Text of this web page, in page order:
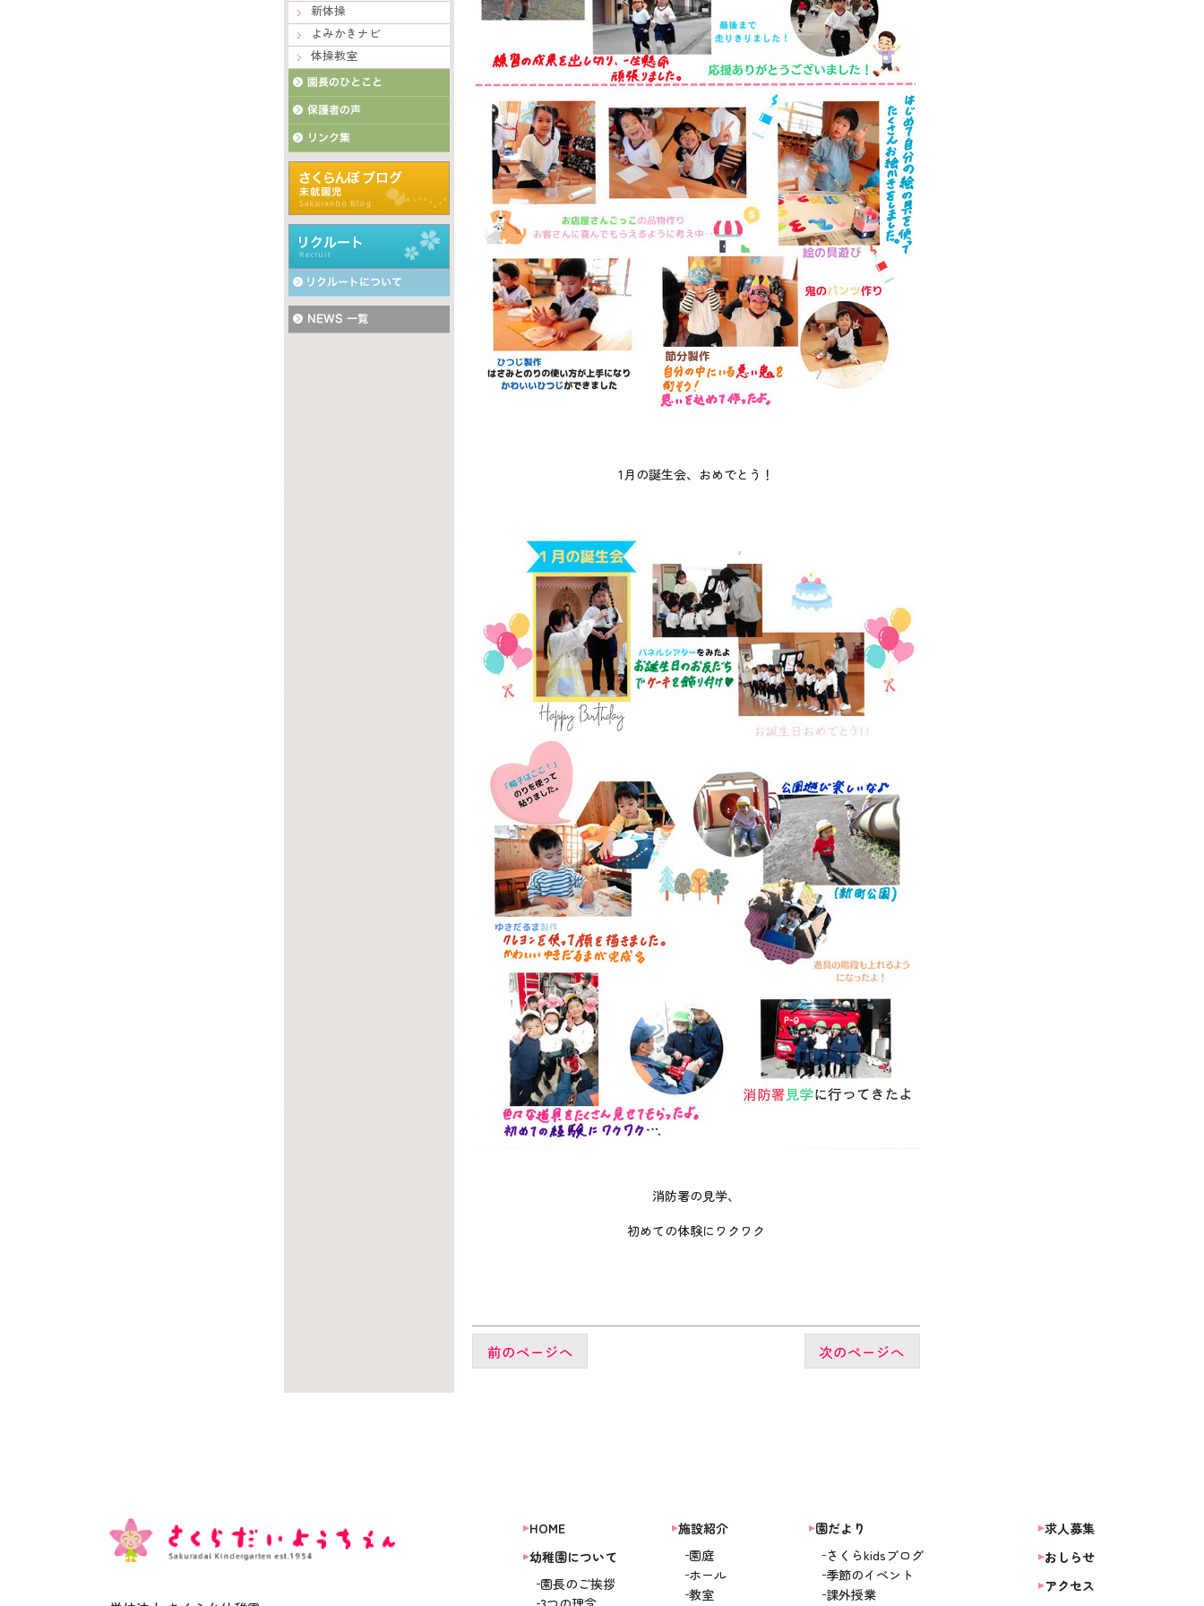
新体操
よみかきナビ
体操教室
1月の誕生会、おめでとう！
消防署の見学、
初めての体験にワクワク
前のページへ 次のページへ
HOME
幼稚園について
園長のご挨拶
施設紹介
園庭
ホール
教室
園だより
さくらkidsブログ
季節のイベント
課外授業
求人募集
おしらせ
アクセス